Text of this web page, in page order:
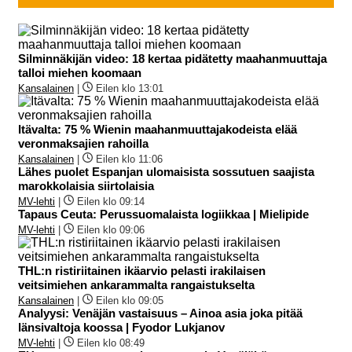
Silminnäkijän video: 18 kertaa pidätetty maahanmuuttaja
talloi miehen koomaan
Kansalainen | Eilen klo 13:01
Itävalta: 75 % Wienin maahanmuuttajakodeista elää
veronmaksajien rahoilla
Kansalainen | Eilen klo 11:06
Lähes puolet Espanjan ulomaisista sossutuen saajista
marokkolaisia siirtolaisia
MV-lehti | Eilen klo 09:14
Tapaus Ceuta: Perussuomalaista logiikkaa | Mielipide
MV-lehti | Eilen klo 09:06
THL:n ristiriitainen ikäarvio pelasti irakilaisen
veitsimiehen ankarammalta rangaistukselta
Kansalainen | Eilen klo 09:05
Analyysi: Venäjän vastaisuus – Ainoa asia joka pitää
länsivaltoja koossa | Fyodor Lukjanov
MV-lehti | Eilen klo 08:49